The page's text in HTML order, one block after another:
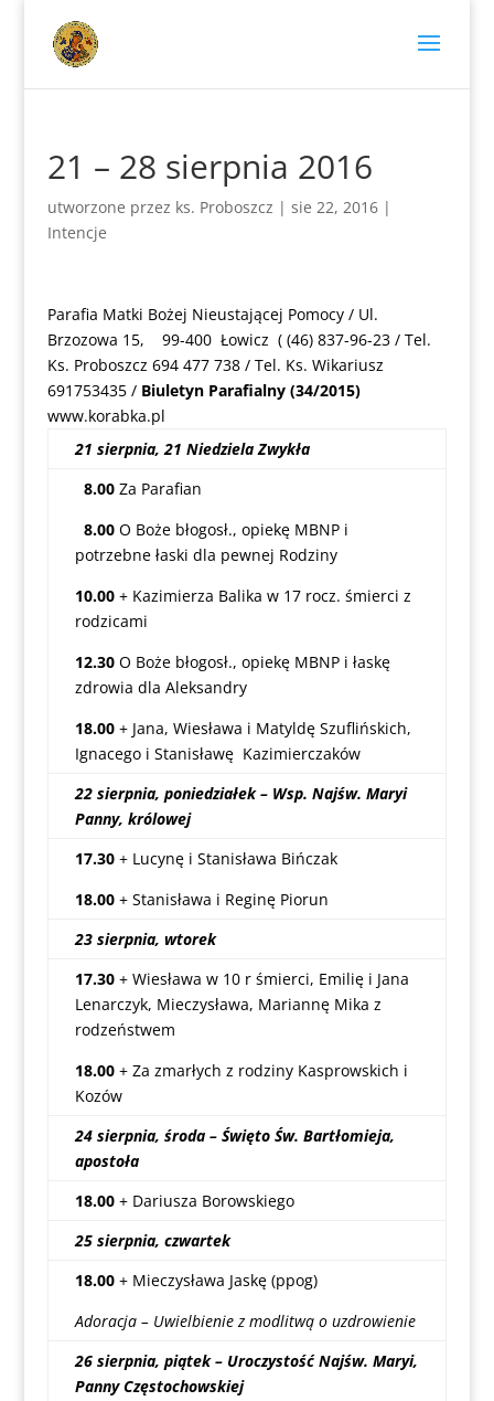
21 – 28 sierpnia 2016
utworzone przez ks. Proboszcz | sie 22, 2016|
Intencje
Parafia Matki Bożej Nieustającej Pomocy / Ul.
Brzozowa 15, 99-400 Łowicz ( (46) 837-96-23 / Tel.
Ks. Proboszcz 694 477 738 / Tel. Ks. Wikariusz
691753435 / Biuletyn Parafialny (34/2015)
www.korabka.pl
21 sierpnia, 21 Niedziela Zwykła
8.00Za Parafian
8.00O Boże błogosł., opiekę MBNP i
potrzebne łaski dla pewnej Rodziny
10.00+ Kazimierza Balika w 17 rocz. śmierci z
rodzicami
12.30O Boże błogosł., opiekę MBNP i łaskę
zdrowia dla Aleksandry
18.00+ Jana, Wiesława i Matyldę Szuflińskich,
Ignacego i Stanisławę Kazimierczaków
22 sierpnia, poniedziałek – Wsp. Najśw. Maryi
Panny, królowej
17.30+ Lucynę i Stanisława Bińczak
18.00+ Stanisława i Reginę Piorun
23 sierpnia, wtorek
17.30+ Wiesława w 10 r śmierci, Emilię i Jana
Lenarczyk, Mieczysława, Mariannę Mika z
rodzeństwem
18.00+ Za zmarłych z rodziny Kasprowskich i
Kozów
24 sierpnia, środa – Święto Św. Bartłomieja,
apostoła
18.00+ Dariusza Borowskiego
25 sierpnia, czwartek
18.00+ Mieczysława Jaskę (ppog)
Adoracja – Uwielbienie z modlitwą o uzdrowienie
26 sierpnia, piątek – Uroczystość Najśw. Maryi,
Panny Częstochowskiej